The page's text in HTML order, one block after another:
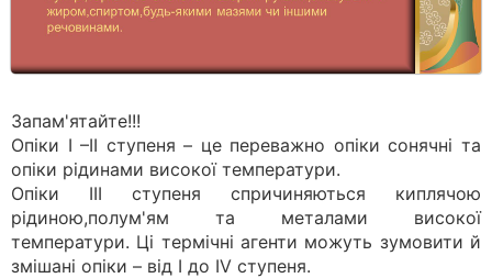
Запам'ятайте!!!
Опіки І –ІІ ступеня – це переважно опіки сонячні та
опіки рідинами високої температури.
Опіки ІІІ ступеня спричиняються киплячою
рідиною,полум'ям та металами високої
температури. Ці термічні агенти можуть зумовити й
змішані опіки – від І до ІV ступеня.